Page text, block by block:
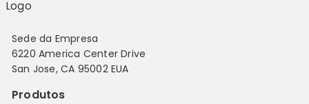
Sede da Empresa
6220 America Center Drive
San Jose, CA 95002 EUA
Produtos